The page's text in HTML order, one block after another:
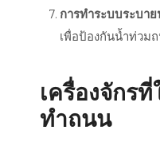
การทำระบบระบาย
เพื่อป้องกันน้ำท่วม
เครื่องจักร
ทำถนน